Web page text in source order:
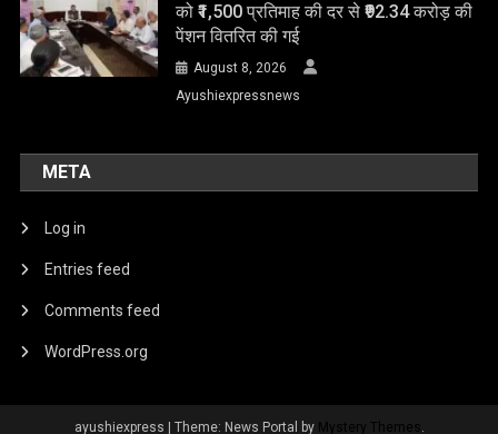
को ₹1,500 प्रतिमाह की दर से ₹92.34 करोड़ की
पेंशन वितरित की गई
August 8, 2026
Ayushiexpressnews
META
Log in
Entries feed
Comments feed
WordPress.org
ayushiexpress Theme: News Portal by Mystery Themes .